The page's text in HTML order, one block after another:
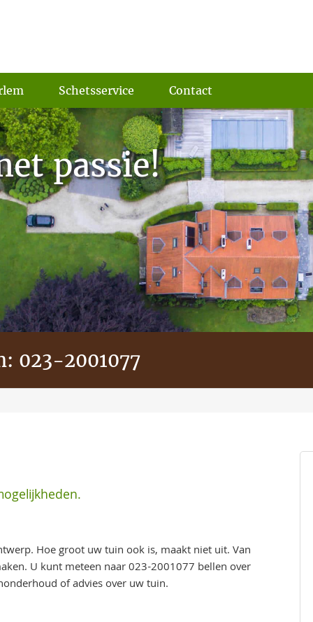
Schetsservice Contact
passie!
023-2001077
Hoe groot uw tuin ook is, maakt niet uit. Van
U kunt meteen naar023-2001077 bellen over
of advies over uw tuin.